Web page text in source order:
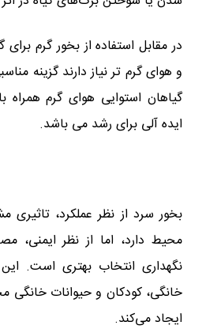
در مقابل استفاده از بخور گرم برای
و هوای گرم تر نیاز دارند گزینه
گیاهان استوایی هوای گرم
ایده آلی برای رشد می باشد.
بخور سرد از نظر عملکرد، تاثیری
محیط دارد، اما از نظر ایمنی،
نگهداری انتخاب بهتری است.
خانگی، کودکان و حیوانات خانگی
ایجاد می‌کند.